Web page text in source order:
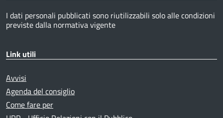
I dati personali pubblicati sono riutilizzabili solo alle condizioni
previste dalla normativa vigente
Link utili
Avvisi
Agenda del consiglio
Come fare per